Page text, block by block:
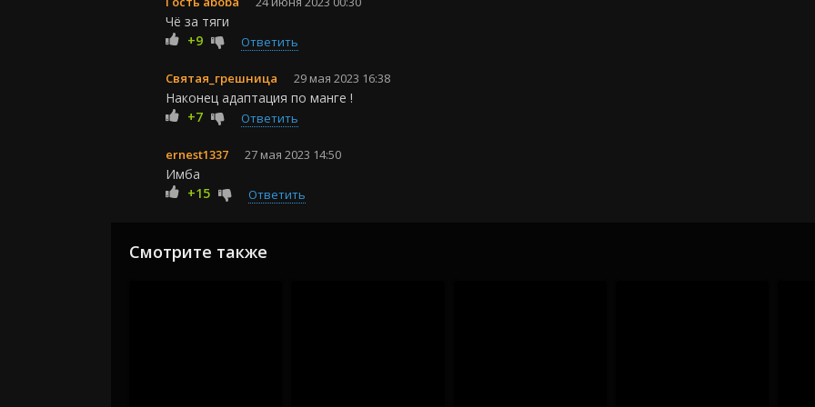
Чё за тяги
+9
Ответить
Святая_грешница 29 мая 2023 16:38
Наконец адаптация по манге !
+7
Ответить
ernest1337 27 мая 2023 14:50
Имба
+15
Ответить
Смотрите также